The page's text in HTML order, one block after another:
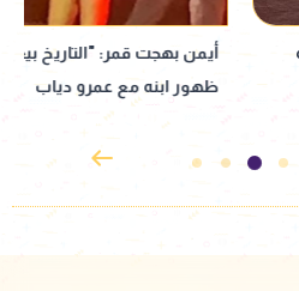
نفسه" بعد
"عودة قوية
الوهاب حديث